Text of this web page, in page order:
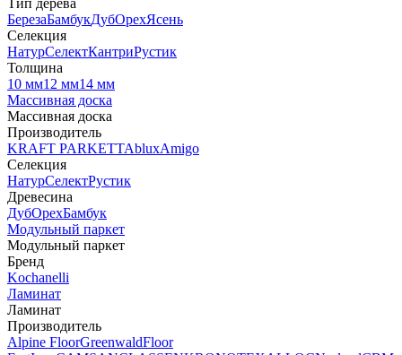
Тип дерева
БерезаБамбукДубОрехЯсень
Селекция
НатурСелектКантриРустик
Толщина
10 мм12 мм14 мм
Массивная доска
Массивная доска
Производитель
KRAFT PARKETTAbluxAmigo
Селекция
НатурСелектРустик
Древесина
ДубОрехБамбук
Модульный паркет
Модульный паркет
Бренд
Kochanelli
Ламинат
Ламинат
Производитель
Alpine FloorGreenwaldFloor